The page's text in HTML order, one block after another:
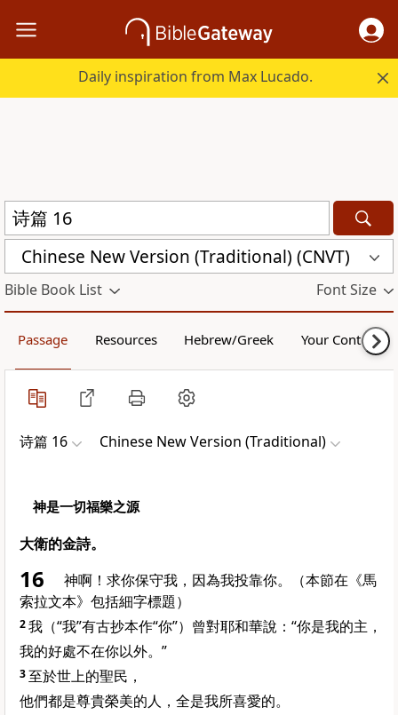
Daily inspiration from Max Lucado.
Chinese New Version (Traditional) (CNVT)
Bible Book List Font Size
Passage Resources Hebrew/Greek Your Content
诗篇 16 Chinese New Version (Traditional)
神是一切福樂之源
大衛的金詩。
16
神啊！求你保守我，因為我投靠你。（本節在《馬
索拉文本》包括細字標題）
2我（“我”有古抄本作“你”）曾對耶和華說：“你是我的主，
我的好處不在你以外。”
3至於世上的聖民，
他們都是尊貴榮美的人，全是我所喜愛的。